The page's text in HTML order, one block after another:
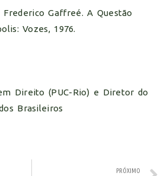
Frederico Gaffreé. A Questão
Vozes, 1976.
Direito (PUC-Rio) e Diretor do
Brasileiros
PRÓXIMO